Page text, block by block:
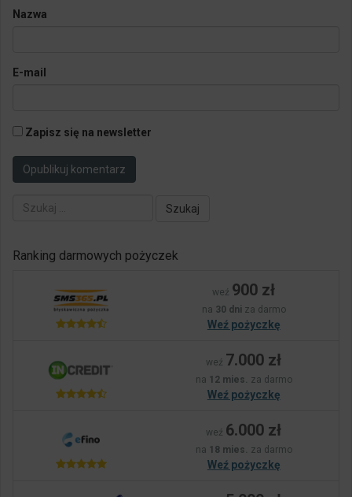
Nazwa
E-mail
Zapisz się na newsletter
Szukaj:
Ranking darmowych pożyczek
weź 900 zł
na 30 dni za darmo
Weź pożyczkę
weź 7.000 zł
na 12 mies. za darmo
Weź pożyczkę
weź 6.000 zł
na 18 mies. za darmo
Weź pożyczkę